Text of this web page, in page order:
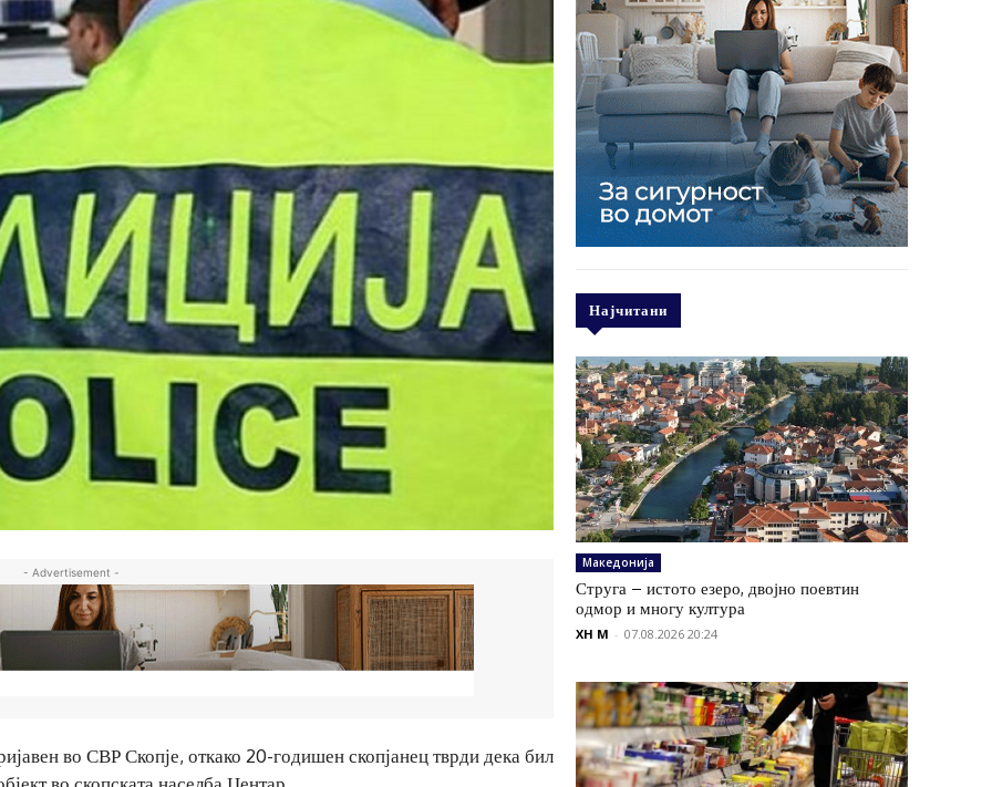
- Advertisement -
во СВР Скопје, откако 20-годишен скопјанец тврди дека бил
Најчитани
Македонија
Струга – истото езеро, двојно поевтин
одмор и многу култура
XH M - 07.08.2026 20:24